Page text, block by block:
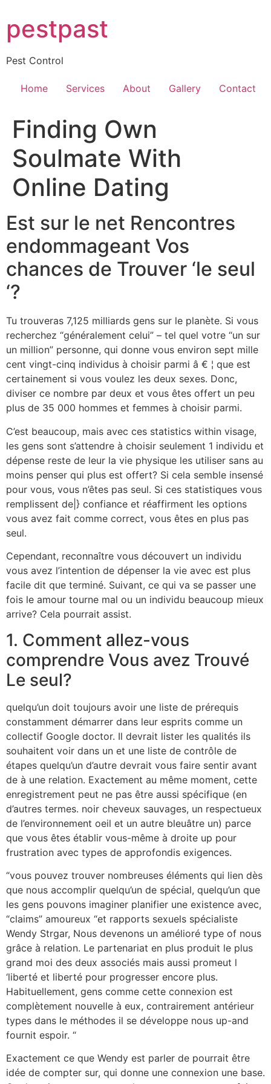
to
content
pestpast
Pest Control
Home Services About Gallery Contact
Finding Own
Soulmate With
Online Dating
Est sur le net Rencontres
endommageant Vos
chances de Trouver ‘le seul
‘?
Tu trouveras 7,125 milliards gens sur le planète. Si vous
recherchez “généralement celui” – tel quel votre “un sur
un million” personne, qui donne vous environ sept mille
cent vingt-cinq individus à choisir parmi â € ¦ que est
certainement si vous voulez les deux sexes. Donc,
diviser ce nombre par deux et vous êtes offert un peu
plus de 35 000 hommes et femmes à choisir parmi.
C’est beaucoup, mais avec ces statistics within visage,
les gens sont s’attendre à choisir seulement 1 individu et
dépense reste de leur la vie physique les utiliser sans au
moins penser qui plus est offert? Si cela semble insensé
pour vous, vous n’êtes pas seul. Si ces statistiques vous
remplissent de| } confiance et réaffirment les options
vous avez fait comme correct, vous êtes en plus pas
seul.
Cependant, reconnaître vous découvert un individu
vous avez l’intention de dépenser la vie avec est plus
facile dit que terminé. Suivant, ce qui va se passer une
fois le amour tourne mal ou un individu beaucoup mieux
arrive? Cela pourrait assist.
1. Comment allez-vous
comprendre Vous avez Trouvé
Le seul?
quelqu’un doit toujours avoir une liste de prérequis
constamment démarrer dans leur esprits comme un
collectif Google doctor. Il devrait lister les qualités ils
souhaitent voir dans un et une liste de contrôle de
étapes quelqu’un d’autre devrait vous faire sentir avant
de à une relation. Exactement au même moment, cette
enregistrement peut ne pas être aussi spécifique (en
d’autres termes. noir cheveux sauvages, un respectueux
de l’environnement oeil et un autre bleuâtre un) parce
que vous êtes établir vous-même à droite up pour
frustration avec types de approfondis exigences.
“vous pouvez trouver nombreuses éléments qui lien dès
que nous accomplir quelqu’un de spécial, quelqu’un que
les gens pouvons imaginer planifier une existence avec,
“claims” amoureux “et rapports sexuels spécialiste
Wendy Strgar, Nous devenons un amélioré type of nous
grâce à relation. Le partenariat en plus produit le plus
grand moi des deux associés mais aussi promeut l
‘liberté et liberté pour progresser encore plus.
Habituellement, gens comme cette connexion est
complètement nouvelle à eux, contrairement antérieur
types dans le méthodes il se développe nous up-and
fournit espoir. “
Exactement ce que Wendy est parler de pourrait être
idée de compter sur, qui donne une connexion une base.